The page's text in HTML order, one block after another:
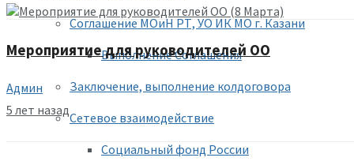
Соглашение МОиН РТ, УО ИК МО г. Казани
Выполнение Соглашения
Заключение, выполнение колдоговора
Сетевое взаимодействие
Социальный фонд России
Мероприятие для руководителей ОО
Админ
5 лет назад